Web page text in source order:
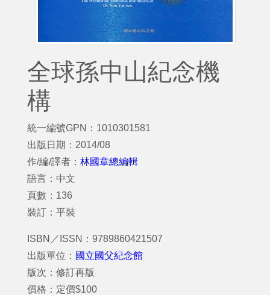
全球孫中山紀念機
構
統一編號GPN：1010301581
出版日期：2014/08
作/編/譯者： 林國章總編輯
語言：中文
頁數：136
裝訂：平裝
ISBN／ISSN：9789860421507
出版單位： 國立國父紀念館
版次：修訂再版
價格：定價$100